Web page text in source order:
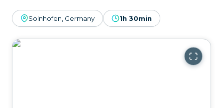
Solnhofen, Germany 1h 30min